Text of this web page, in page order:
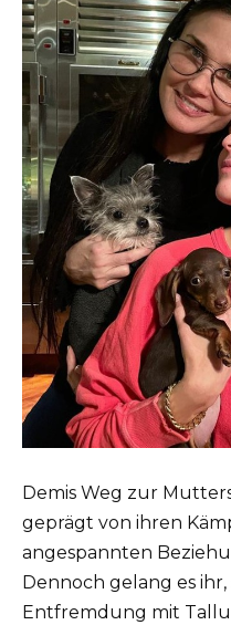
Demis Weg zur
geprägt von ihren
angespannten
Dennoch gelang es
Entfremdung mit